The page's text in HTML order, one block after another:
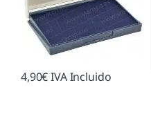
4,90€IVA Incluido